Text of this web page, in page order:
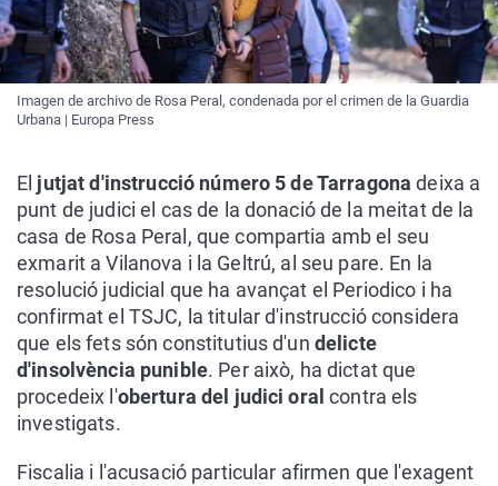
Imagen de archivo de Rosa Peral, condenada por el crimen de la Guardia
Urbana | Europa Press
El jutjat d'instrucció número 5 de Tarragonadeixa a
punt de judici el cas de la donació de la meitat de la
casa de Rosa Peral, que compartia amb el seu
exmarit a Vilanova i la Geltrú, al seu pare. En la
resolució judicial que ha avançat el Periodico i ha
confirmat el TSJC, la titular d'instrucció considera
que els fets són constitutius d'un delicte
d'insolvència punible. Per això, ha dictat que
procedeix l'obertura del judici oralcontra els
investigats.
Fiscalia i l'acusació particular afirmen que l'exagent